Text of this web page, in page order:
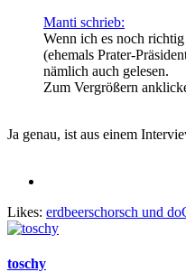
Manti schrieb:
Wenn ich es noch
(ehemals Prater-
nämlich auch gelesen.
Zum Vergrößern
Ja genau, ist aus einem
Likes: erdbeerschorsch und
toschy